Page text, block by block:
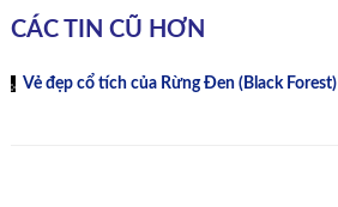
CÁC TIN CŨ HƠN
Vẻ đẹp cổ tích của Rừng Đen (Black Forest)